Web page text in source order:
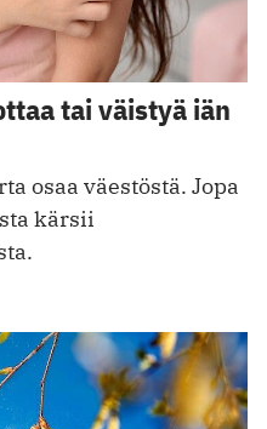
tai väistyä iän
osaa väestöstä. Jopa
kärsii